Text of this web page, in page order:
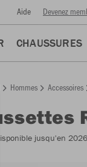
Aide Devenez
CHAUSSURES
Hommes Accessoires
jusqu'en 2026